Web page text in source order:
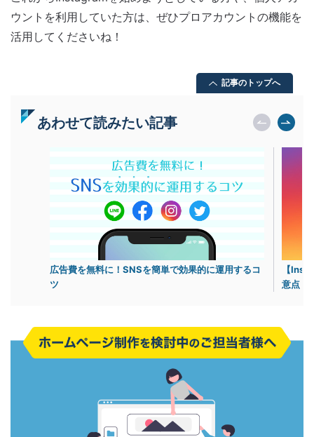
ウントを利用していた方は、ぜひプロアカウントの機能を
活用してくださいね！
記事のトップへ
あわせて読みたい記事
広告費を無料に！SNSを簡単で効果的に運用するコ
ツ
【
意点